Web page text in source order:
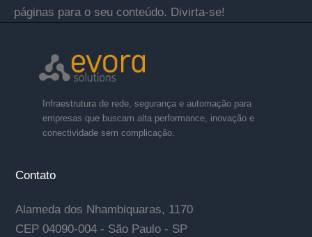
páginas para o seu conteúdo. Divirta-se!
Infraestrutura de rede, segurança e automação para
empresas que buscam alta performance, inovação e
conectividade sem complicação.
Contato
Alameda dos Nhambiquaras, 1170
CEP 04090-004 - São Paulo - SP